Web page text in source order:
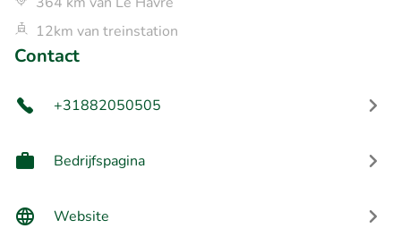
12km van treinstation
Contact
+31882050505
Bedrijfspagina
Website